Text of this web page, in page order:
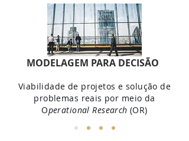
MODELAGEM PARA DECISÃO
Viabilidade de projetos e solução de
problemas reais por meio da
Operational Research(OR)